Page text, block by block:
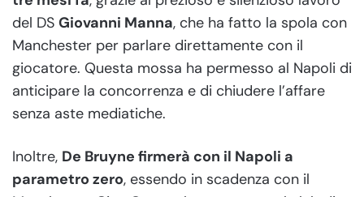
del DS Giovanni Manna, che ha fatto la spola con
Manchester per parlare direttamente con il
giocatore. Questa mossa ha permesso al Napoli di
anticipare la concorrenza e di chiudere l’affare
senza aste mediatiche.
Inoltre, De Bruyne firmerà con il Napoli a
parametro zero, essendo in scadenza con il